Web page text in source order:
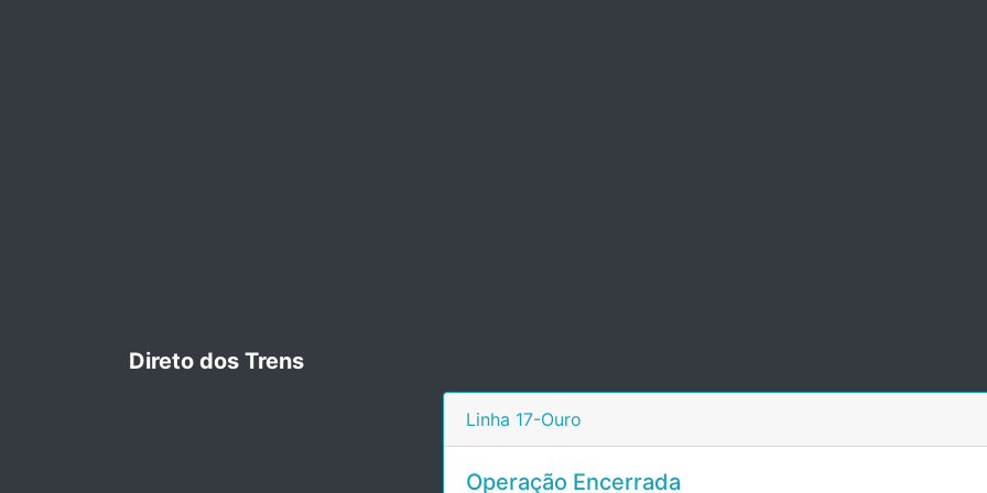
Direto dos Trens
Linha 17-Ouro
Operação Encerrada